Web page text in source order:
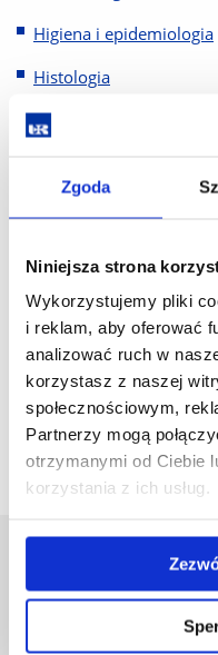
Zgoda
Niniejsza strona
Wykorzystujemy pliki
i reklam, aby oferować
analizować ruch w
korzystasz z naszej
społecznościowym,
Partnerzy mogą
otrzymanymi od Ciebie
korzystania z ich usług.
Higiena i epidemiologia
Histologia
Historia medycyny i
Psychologia
Socjologia
Statystyka z
Technologie
Uniwersytet
Al. Tadeusza